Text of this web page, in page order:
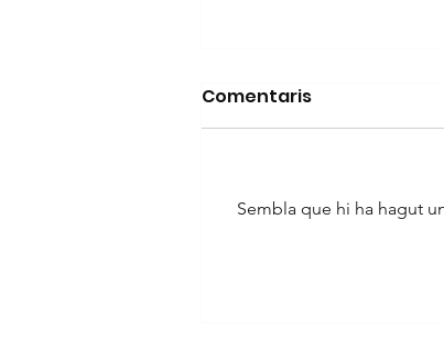
Comentaris
Sembla que hi ha hagut